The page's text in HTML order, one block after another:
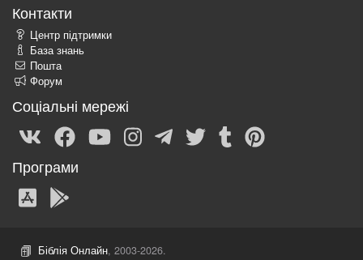
Контакти
Центр підтримки
База знань
Пошта
Форум
Соціальні мережі
Програми
Біблія Онлайн, 2003-2026.